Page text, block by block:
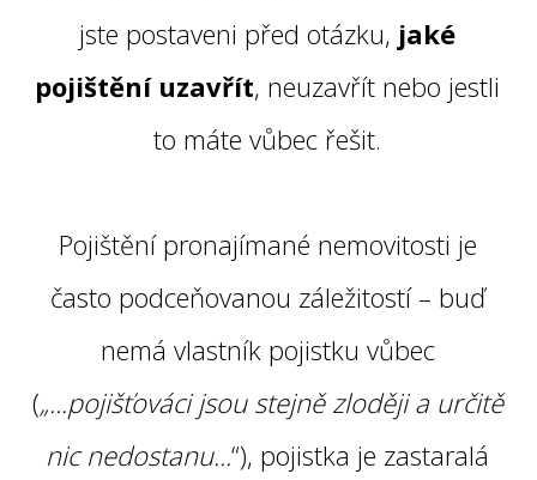
jste postaveni před otázku, jaké
pojištění uzavřít, neuzavřít nebo jestli
to máte vůbec řešit.
Pojištění pronajímané nemovitosti je
často podceňovanou záležitostí – buď
nemá vlastník pojistku vůbec
(„...pojišťováci jsou stejně zloději a určitě
nic nedostanu...“), pojistka je zastaralá